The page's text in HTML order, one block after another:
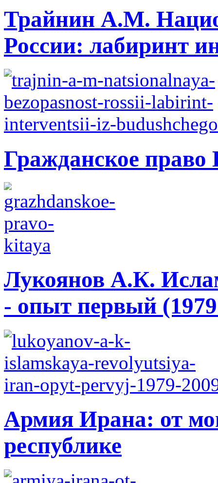
Трайнин А.М.
России: лабиринт
Гражданское право
Лукоянов А.К.
- опыт первый
Армия Ирана: от
республике